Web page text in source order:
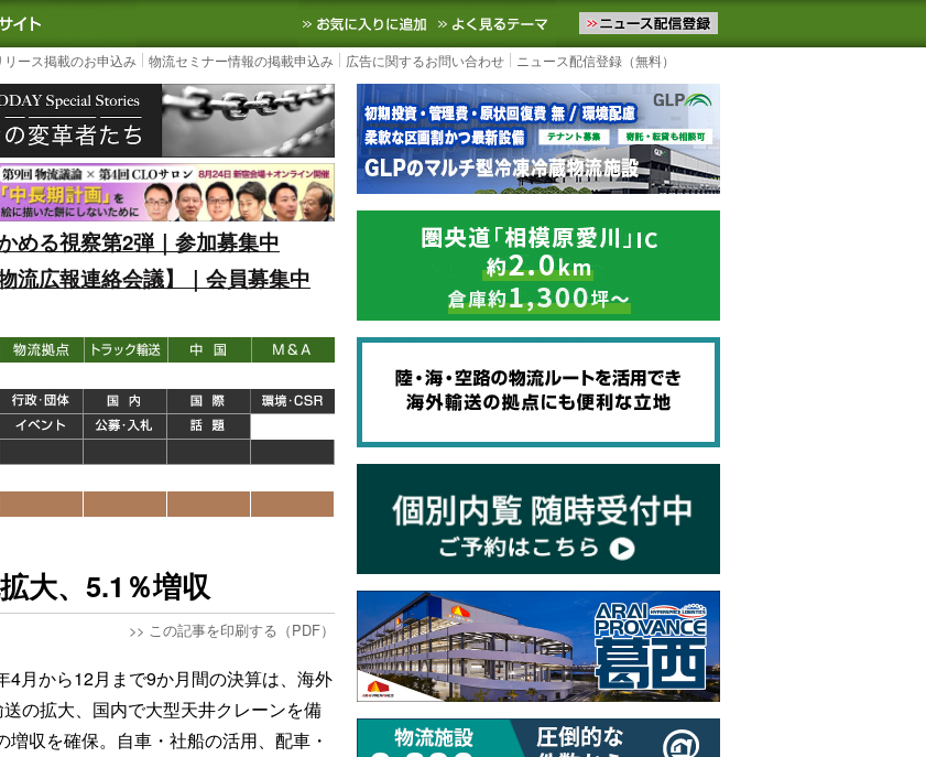
内最大の物流ニュースサイト3PL, SCMなど国内外の最新の物流ニュースをお届けします。物流ニュースメール配信を登録す
お気に入りに追加 よく見るテーマ
ース掲載のお申込み 物流セミナー情報の掲載申込み 広告に関するお問い合わせ ニュース配信登録（無料）
める視察第2弾｜参加募集中
流広報連絡会議】｜会員募集中
大、5.1％増収
>> この記事を印刷する（PDF）
4月から12月まで9か月間の決算は、海外
の拡大、国内で大型天井クレーンを備
収を確保。自車・社船の活用、配車・